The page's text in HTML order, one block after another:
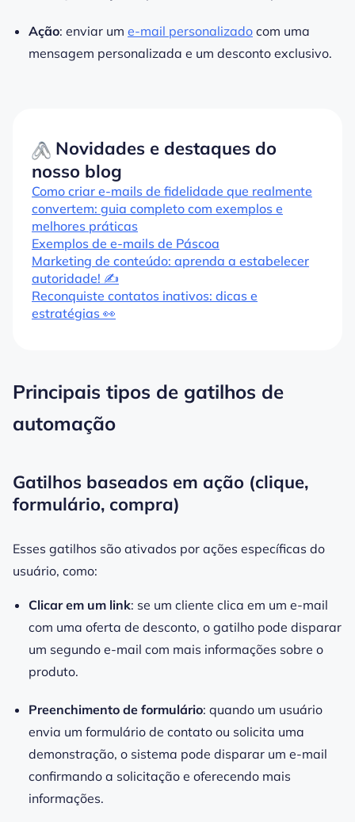
Ação: enviar um e-mail personalizado com uma
mensagem personalizada e um desconto exclusivo.
Novidades e destaques do
nosso blog
Como criar e-mails de fidelidade que realmente
convertem: guia completo com exemplos e
melhores práticas
Exemplos de e-mails de Páscoa
Marketing de conteúdo: aprenda a estabelecer
autoridade! ✍️
Reconquiste contatos inativos: dicas e
estratégias 👀
Principais tipos de gatilhos de
automação
Gatilhos baseados em ação (clique,
formulário, compra)
Esses gatilhos são ativados por ações específicas do
usuário, como:
Clicar em um link: se um cliente clica em um e-mail
com uma oferta de desconto, o gatilho pode disparar
um segundo e-mail com mais informações sobre o
produto.
Preenchimento de formulário: quando um usuário
envia um formulário de contato ou solicita uma
demonstração, o sistema pode disparar um e-mail
confirmando a solicitação e oferecendo mais
informações.